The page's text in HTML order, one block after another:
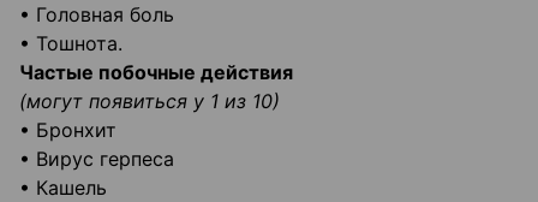
• Головная боль
• Тошнота.
Частые побочные действия
(могут появиться у 1 из 10)
• Бронхит
• Вирус герпеса
• Кашель